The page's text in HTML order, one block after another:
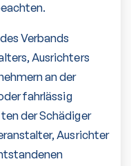
Verbands
Ausrichters
an der
fahrlässig
der Schädiger
Ausrichter